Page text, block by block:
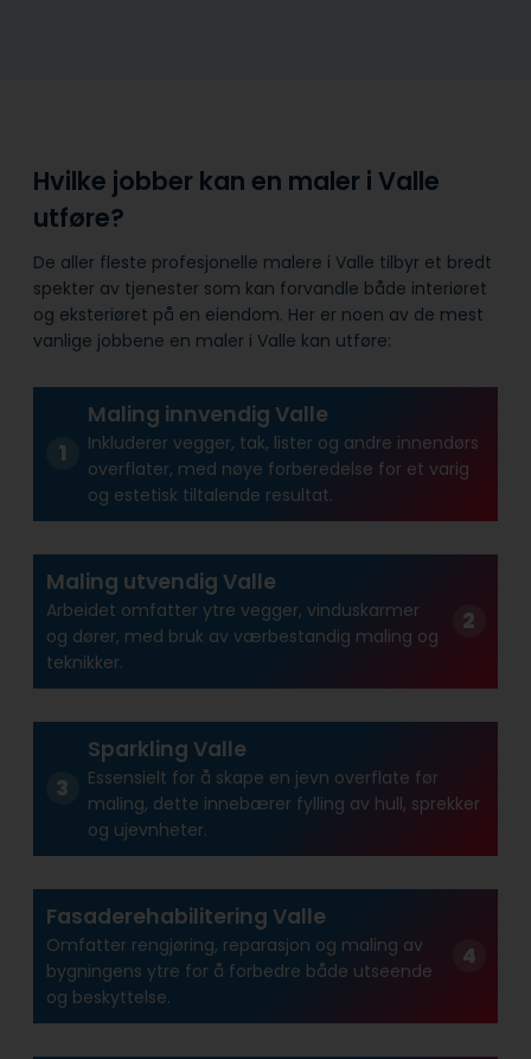
Hvilke jobber kan en maler i Valle
utføre?
De aller fleste profesjonelle malere i Valle tilbyr et bredt
spekter av tjenester som kan forvandle både interiøret
og eksteriøret på en eiendom. Her er noen av de mest
vanlige jobbene en maler i Valle kan utføre:
Maling innvendig Valle
Inkluderer vegger, tak, lister og andre innendørs
overflater, med nøye forberedelse for et varig
og estetisk tiltalende resultat.
Maling utvendig Valle
Arbeidet omfatter ytre vegger, vinduskarmer
og dører, med bruk av værbestandig maling og
teknikker.
Sparkling Valle
Essensielt for å skape en jevn overflate før
maling, dette innebærer fylling av hull, sprekker
og ujevnheter.
Fasaderehabilitering Valle
Omfatter rengjøring, reparasjon og maling av
bygningens ytre for å forbedre både utseende
og beskyttelse.